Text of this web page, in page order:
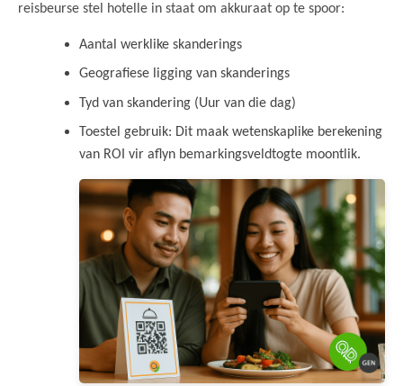
reisbeurse stel hotelle in staat om akkuraat op te spoor:
Aantal werklike skanderings
Geografiese ligging van skanderings
Tyd van skandering (Uur van die dag)
Toestel gebruik: Dit maak wetenskaplike berekening
van ROI vir aflyn bemarkingsveldtogte moontlik.